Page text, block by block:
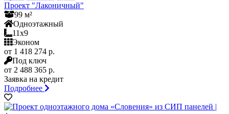
Проект "Лаконичный"
99 м²
Одноэтажный
11x9
Эконом
от 1 418 274 р.
Под ключ
от 2 488 365 р.
Заявка на кредит
Подробнее